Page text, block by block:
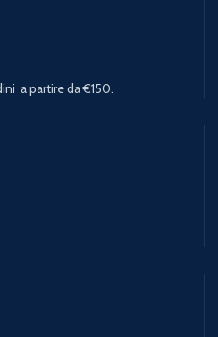
a partire da €150.